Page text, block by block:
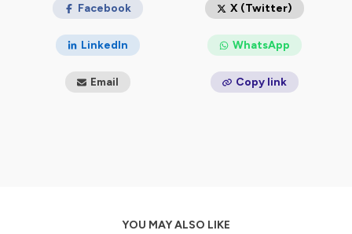
sans jugement.
Hébergé par Ausha. Visitez
ausha.co/politique-de-
confidentialitepour plus d'informations.
Facebook X (Twitter)
LinkedIn WhatsApp
Email Copy link
YOU MAY ALSO LIKE